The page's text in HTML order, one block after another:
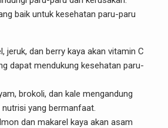
baik untuk kesehatan paru-paru
jeruk, dan berry kaya akan vitamin C
dapat mendukung kesehatan paru-
brokoli, dan kale mengandung
yang bermanfaat.
dan makarel kaya akan asam